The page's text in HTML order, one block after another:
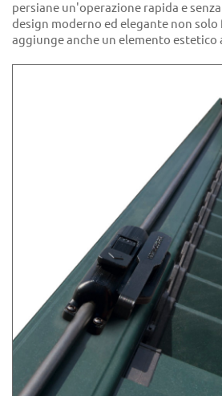
persiane un'operazione rapida e
design moderno ed elegante non solo
aggiunge anche un elemento estetico